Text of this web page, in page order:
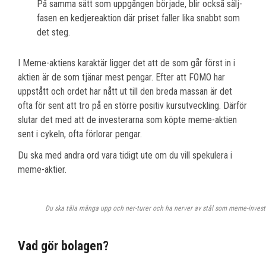
På samma sätt som uppgången började, blir också sälj-
fasen en kedjereaktion där priset faller lika snabbt som
det steg.
I Meme-aktiens karaktär ligger det att de som går först in i
aktien är de som tjänar mest pengar. Efter att FOMO har
uppstått och ordet har nått ut till den breda massan är det
ofta för sent att tro på en större positiv kursutveckling. Därför
slutar det med att de investerarna som köpte meme-aktien
sent i cykeln, ofta förlorar pengar.
Du ska med andra ord vara tidigt ute om du vill spekulera i
meme-aktier.
Du ska tåla många upp och ner-turer och ha nerver av stål som meme-
Vad gör bolagen?